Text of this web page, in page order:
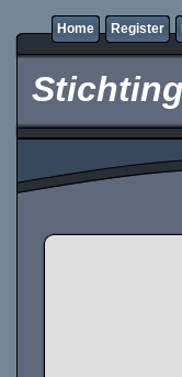
Home Register